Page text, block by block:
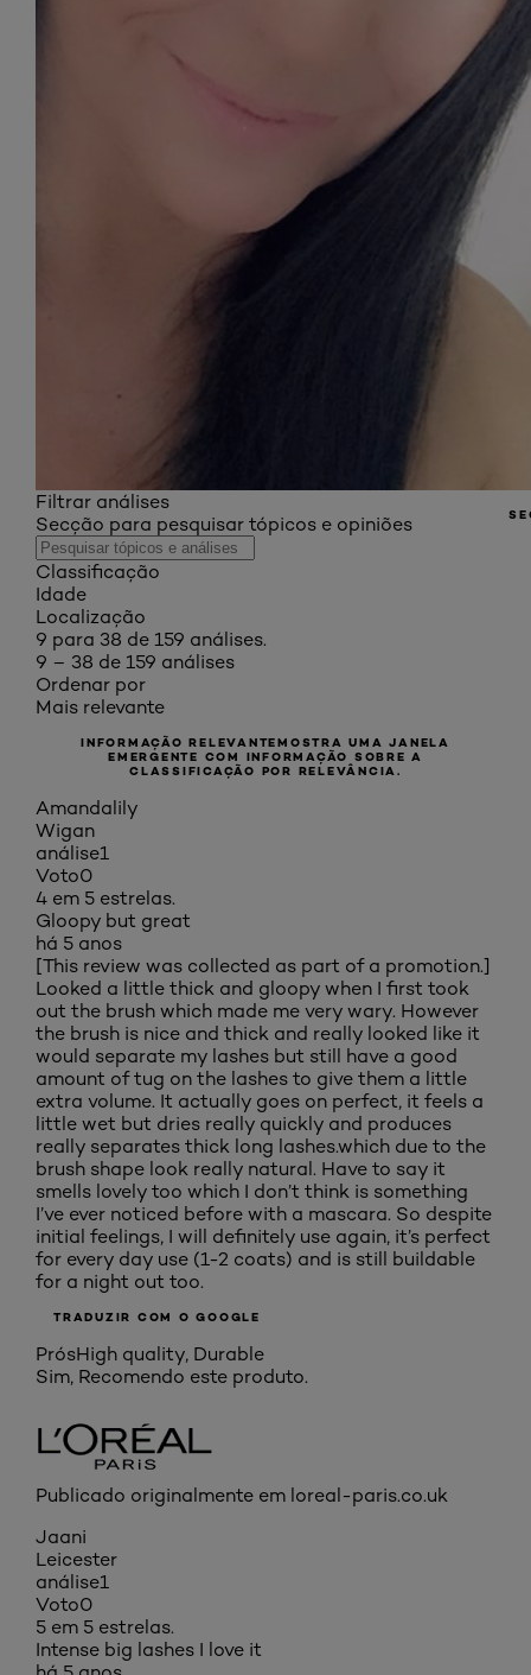
Filtrar análises
Secção para pesquisar tópicos e opiniões
Classificação
Idade
Localização
9 para 38 de 159 análises.
9 – 38 de 159 análises
Ordenar por
Mais relevante
INFORMAÇÃO RELEVANTEMOSTRA UMA JANELA
EMERGENTE COM INFORMAÇÃO SOBRE A
CLASSIFICAÇÃO POR RELEVÂNCIA.
Amandalily
Wigan
análise1
Voto0
4 em 5 estrelas.
Gloopy but great
há 5 anos
[This review was collected as part of a promotion.]
Looked a little thick and gloopy when I first took
out the brush which made me very wary. However
the brush is nice and thick and really looked like it
would separate my lashes but still have a good
amount of tug on the lashes to give them a little
extra volume. It actually goes on perfect, it feels a
little wet but dries really quickly and produces
really separates thick long lashes.which due to the
brush shape look really natural. Have to say it
smells lovely too which I don’t think is something
I’ve ever noticed before with a mascara. So despite
initial feelings, I will definitely use again, it’s perfect
for every day use (1-2 coats) and is still buildable
for a night out too.
TRADUZIR COM O GOOGLE
PrósHigh quality, Durable
Sim, Recomendo este produto.
Publicado originalmente em loreal-paris.co.uk
Jaani
Leicester
análise1
Voto0
5 em 5 estrelas.
Intense big lashes I love it